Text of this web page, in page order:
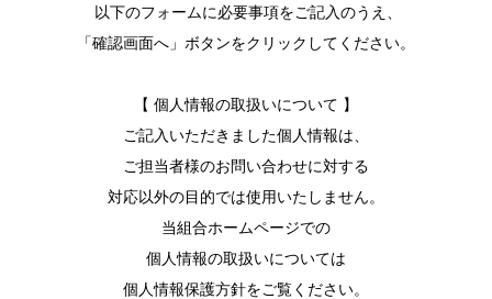
以下のフォームに必要事項をご記入のうえ、
「確認画面へ」ボタンをクリックしてください。
【 個人情報の取扱いについて 】
ご記入いただきました個人情報は、
ご担当者様のお問い合わせに対する
対応以外の目的では使用いたしません。
当組合ホームページでの
個人情報の取扱いについては
個人情報保護方針をご覧ください。